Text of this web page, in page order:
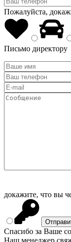
Пожалуйста,
Письмо директору
докажите, что вы
Спасибо за Ваше
Наш менеджер